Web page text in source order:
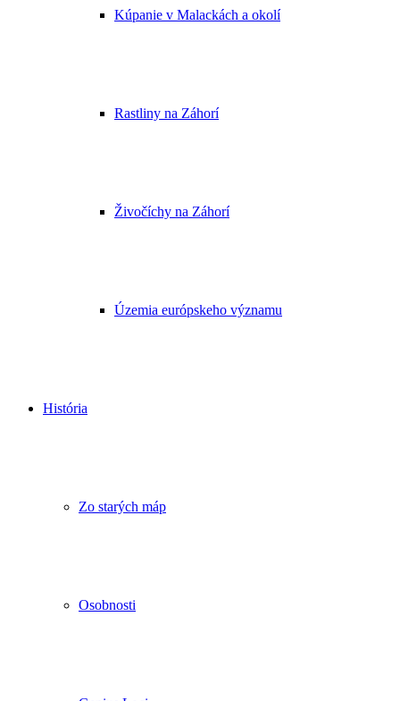
Kúpanie v Malackách a okolí
Rastliny na Záhorí
Živočíchy na Záhorí
Územia európskeho významu
História
Zo starých máp
Osobnosti